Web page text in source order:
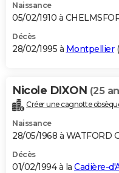
Naissance
05/02/1910 à
Décès
28/02/1995 à Montpellier(
Nicole DIXON (25
Créer une cagnotte
Naissance
28/05/1968 à WATFORD
Décès
01/02/1994 à la Cadière-